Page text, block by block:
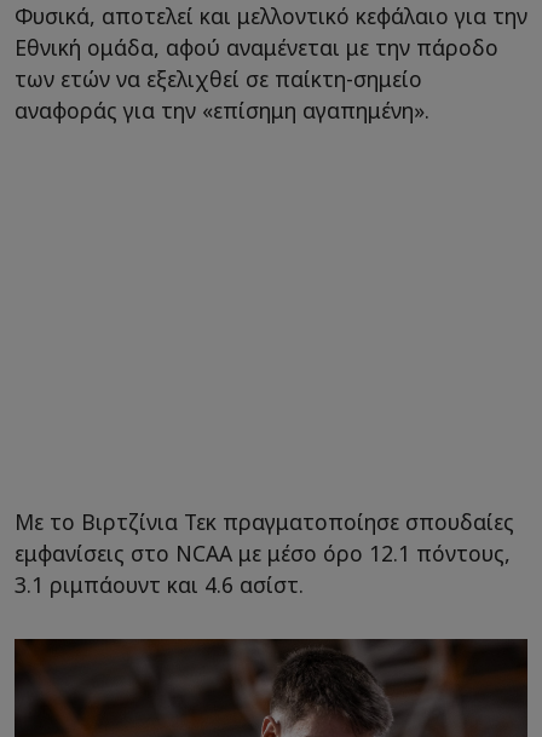
Φυσικά, αποτελεί και μελλοντικό κεφάλαιο για την
Εθνική ομάδα, αφού αναμένεται με την πάροδο
των ετών να εξελιχθεί σε παίκτη-σημείο
αναφοράς για την «επίσημη αγαπημένη».
Με το Βιρτζίνια Τεκ πραγματοποίησε σπουδαίες
εμφανίσεις στο ΝCAA με μέσο όρο 12.1 πόντους,
3.1 ριμπάουντ και 4.6 ασίστ.